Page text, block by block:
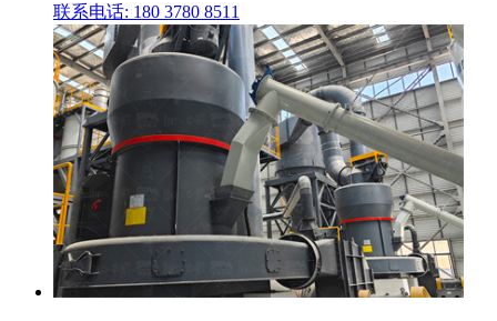
联系电话: 180 3780 8511